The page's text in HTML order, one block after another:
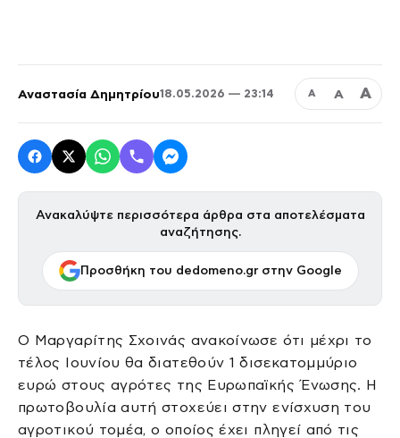
Αναστασία Δημητρίου18.05.2026 — 23:14 Α Α Α
Ανακαλύψτε περισσότερα άρθρα στα αποτελέσματα
αναζήτησης.
Προσθήκη του dedomeno.gr στην Google
Ο Μαργαρίτης Σχοινάς ανακοίνωσε ότι μέχρι το
τέλος Ιουνίου θα διατεθούν 1 δισεκατομμύριο
ευρώ στους αγρότες της Ευρωπαϊκής Ένωσης. Η
πρωτοβουλία αυτή στοχεύει στην ενίσχυση του
αγροτικού τομέα, ο οποίος έχει πληγεί από τις